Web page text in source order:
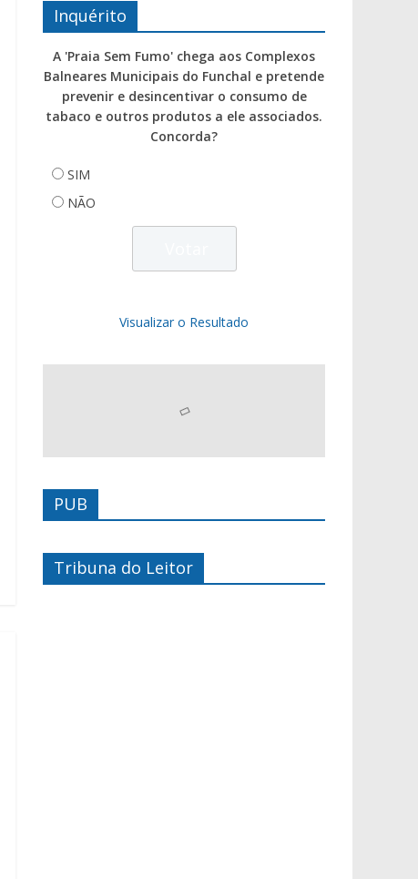
Inquérito
A 'Praia Sem Fumo' chega aos Complexos
Balneares Municipais do Funchal e pretende
prevenir e desincentivar o consumo de
tabaco e outros produtos a ele associados.
Concorda?
SIM
NÃO
Visualizar o Resultado
PUB
Tribuna do Leitor